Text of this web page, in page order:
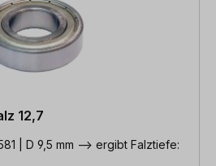
12,7
| D 9,5 mm --> ergibt Falztiefe: